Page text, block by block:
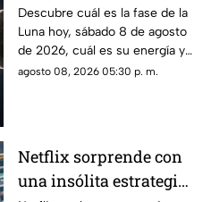
sábado 8 de agosto de
2026? Así se verá el
astro durante la noche
Descubre cuál es la fase de la
Luna hoy, sábado 8 de agosto
de 2026, cuál es su energía y
cómo nos podría afectar.
agosto 08, 2026 05:30 p. m.
Netflix sorprende con
una insólita estrategia